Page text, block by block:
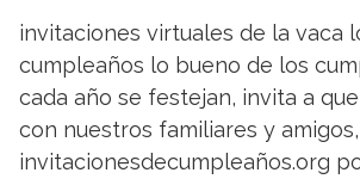
invitaciones virtuales de la vaca
cumpleaños lo bueno de los
cada año se festejan, invita a
con nuestros familiares y
invitacionesdecumpleaños.org